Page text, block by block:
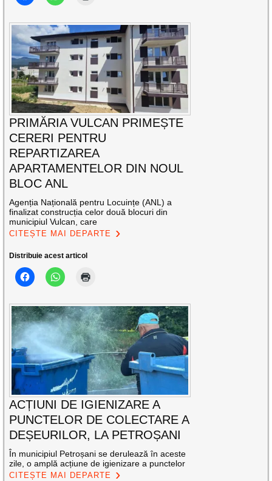
PRIMĂRIA VULCAN PRIMEȘTE
CERERI PENTRU
REPARTIZAREA
APARTAMENTELOR DIN NOUL
BLOC ANL
Agenția Națională pentru Locuințe (ANL) a
finalizat construcția celor două blocuri din
municipiul Vulcan, care
CITEȘTE MAI DEPARTE
Distribuie acest articol
ACȚIUNI DE IGIENIZARE A
PUNCTELOR DE COLECTARE A
DEȘEURILOR, LA PETROȘANI
În municipiul Petroșani se derulează în aceste
zile, o amplă acțiune de igienizare a punctelor
CITEȘTE MAI DEPARTE